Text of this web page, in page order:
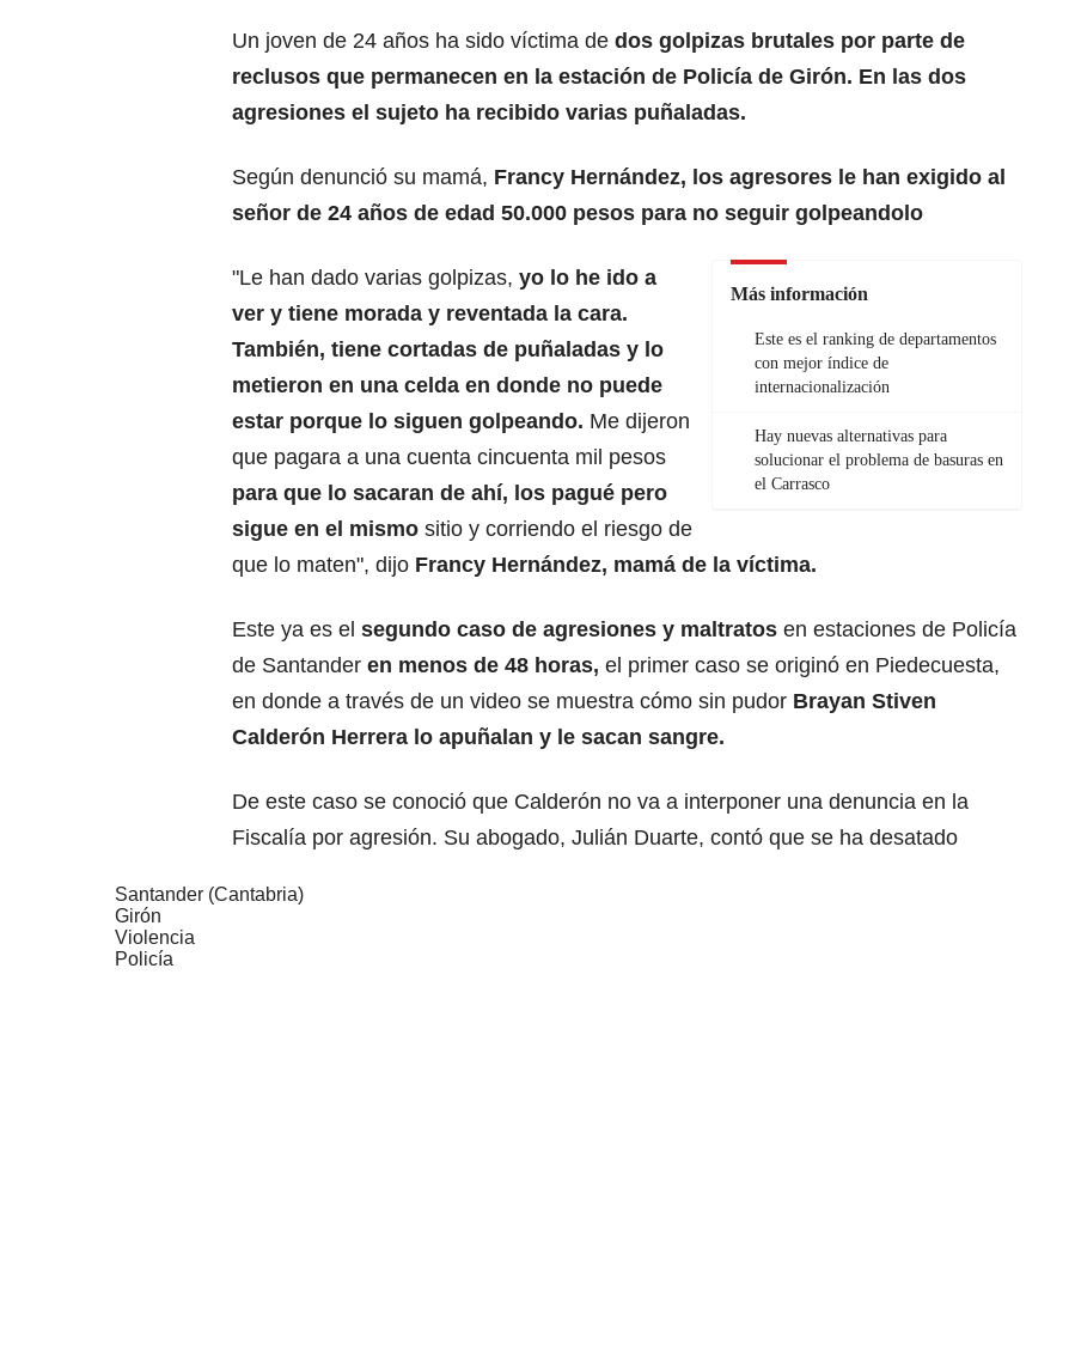
Un joven de 24 años ha sido víctima de dos golpizas brutales por parte de
reclusos que permanecen en la estación de Policía de Girón. En las dos
agresiones el sujeto ha recibido varias puñaladas.
Según denunció su mamá, Francy Hernández, los agresores le han exigido al
señor de 24 años de edad 50.000 pesos para no seguir golpeandolo
Más información
Este es el ranking de departamentos
con mejor índice de
internacionalización
Hay nuevas alternativas para
solucionar el problema de basuras en
el Carrasco
"Le han dado varias golpizas, yo lo he ido a
ver y tiene morada y reventada la cara.
También, tiene cortadas de puñaladas y lo
metieron en una celda en donde no puede
estar porque lo siguen golpeando. Me dijeron
que pagara a una cuenta cincuenta mil pesos
para que lo sacaran de ahí, los pagué pero
sigue en el mismo sitio y corriendo el riesgo de
que lo maten", dijo Francy Hernández, mamá de la víctima.
Este ya es el segundo caso de agresiones y maltratos en estaciones de Policía
de Santander en menos de 48 horas, el primer caso se originó en Piedecuesta,
en donde a través de un video se muestra cómo sin pudor Brayan Stiven
Calderón Herrera lo apuñalan y le sacan sangre.
De este caso se conoció que Calderón no va a interponer una denuncia en la
Fiscalía por agresión. Su abogado, Julián Duarte, contó que se ha desatado
Santander (Cantabria)
Girón
Violencia
Policía